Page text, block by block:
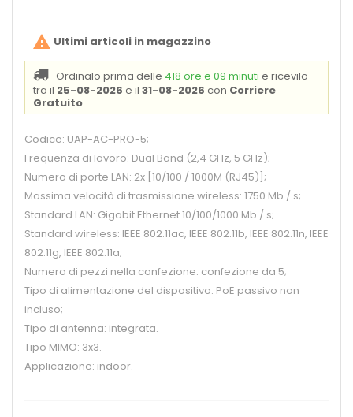
 Ultimi articoli in magazzino
Ordinalo prima delle 418 ore e 09 minuti e ricevilo
tra il 25-08-2026 e il 31-08-2026 con Corriere
Gratuito
Codice: UAP-AC-PRO-5;
Frequenza di lavoro: Dual Band (2,4 GHz, 5 GHz);
Numero di porte LAN: 2x [10/100 / 1000M (RJ45)];
Massima velocità di trasmissione wireless: 1750 Mb / s;
Standard LAN: Gigabit Ethernet 10/100/1000 Mb / s;
Standard wireless: IEEE 802.11ac, IEEE 802.11b, IEEE 802.11n, IEEE
802.11g, IEEE 802.11a;
Numero di pezzi nella confezione: confezione da 5;
Tipo di alimentazione del dispositivo: PoE passivo non
incluso;
Tipo di antenna: integrata.
Tipo MIMO: 3x3.
Applicazione: indoor.